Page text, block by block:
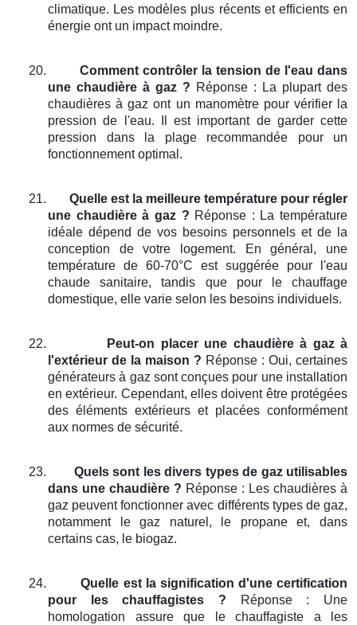
climatique. Les modèles plus récents et efficients en
énergie ont un impact moindre.
20.
Comment contrôler la tension de l'eau dans
une chaudière à gaz ? Réponse : La plupart des
chaudières à gaz ont un manomètre pour vérifier la
pression de l'eau. Il est important de garder cette
pression dans la plage recommandée pour un
fonctionnement optimal.
21.
Quelle est la meilleure température pour régler
une chaudière à gaz ? Réponse : La température
idéale dépend de vos besoins personnels et de la
conception de votre logement. En général, une
température de 60-70°C est suggérée pour l'eau
chaude sanitaire, tandis que pour le chauffage
domestique, elle varie selon les besoins individuels.
22.
Peut-on placer une chaudière à gaz à
l'extérieur de la maison ? Réponse : Oui, certaines
générateurs à gaz sont conçues pour une installation
en extérieur. Cependant, elles doivent être protégées
des éléments extérieurs et placées conformément
aux normes de sécurité.
23.
Quels sont les divers types de gaz utilisables
dans une chaudière ? Réponse : Les chaudières à
gaz peuvent fonctionner avec différents types de gaz,
notamment le gaz naturel, le propane et, dans
certains cas, le biogaz.
24.
Quelle est la signification d'une certification
pour les chauffagistes ? Réponse : Une
homologation assure que le chauffagiste a les